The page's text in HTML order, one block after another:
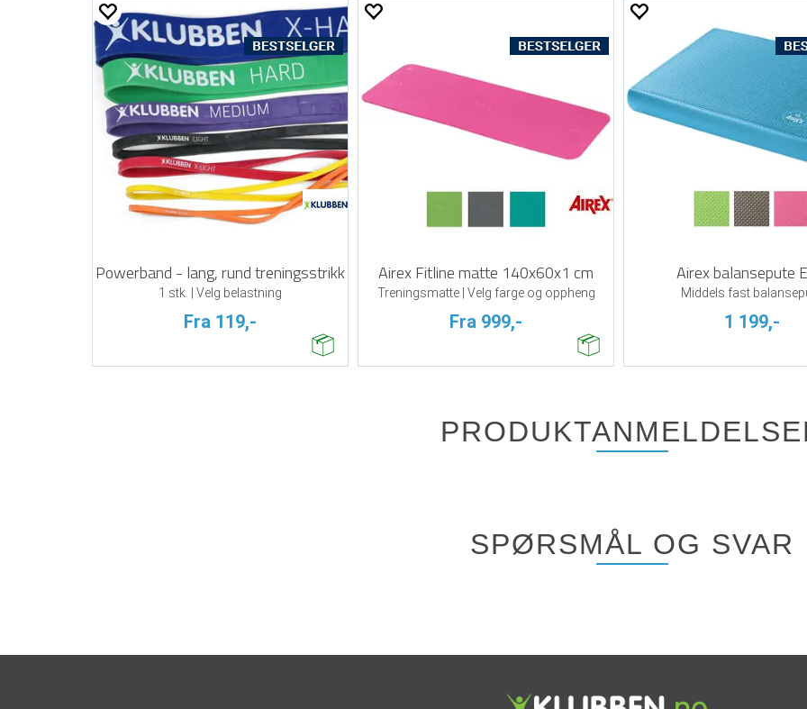
Powerband - lang, rund treningsstrikk
1 stk. | Velg belastning
Fra 119,-
Airex Fitline matte 140x60x1 cm
Treningsmatte | Velg farge og oppheng
Fra 999,-
Airex balansepute
Middels fast
1 199,-
SPØRSMÅL OG SVAR